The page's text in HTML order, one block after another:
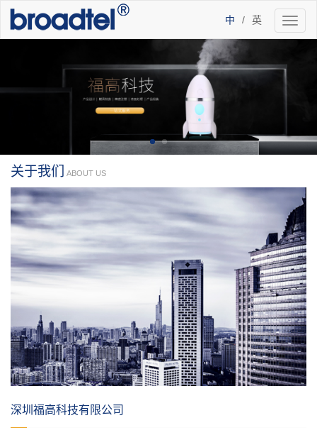
中 / 英
关于我们 ABOUT US
深圳福高科技有限公司